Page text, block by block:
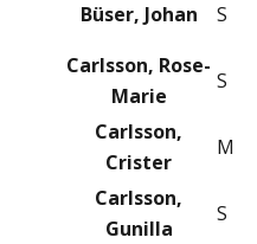
Büser, Johan S
Carlsson, Rose-
Marie
S
Carlsson,
Crister
M
Carlsson,
Gunilla
S